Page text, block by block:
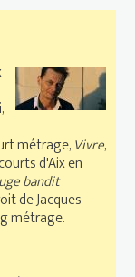
métrage,Vivre,
d'Aix en
bandit
de Jacques
métrage.